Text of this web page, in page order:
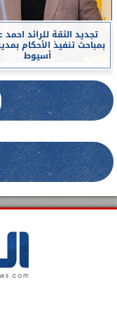
تجديد الثقة للرائد
بمباحث تنفيذ الأحكام
أسيوط